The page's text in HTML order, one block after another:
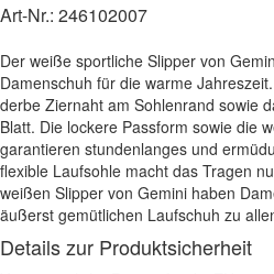
Art-Nr.: 246102007
Der weiße sportliche Slipper von
Damenschuh für die warme
derbe Ziernaht am Sohlenrand sowie
Blatt. Die lockere Passform sowie die
garantieren stundenlanges und
flexible Laufsohle macht das Tragen
weißen Slipper von Gemini haben
äußerst gemütlichen Laufschuh zu
Details zur Produktsicherheit